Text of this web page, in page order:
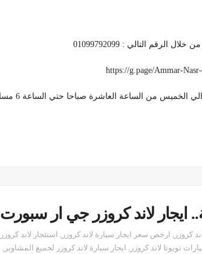
التالي : 01099792099
الخميس من الساعة العاشرة صباحا حتي الساعة 6 مساء.
ايجار لاند كروزر جي ار سبورت
كروزر , ارخص سعر ايجار سيارة لاند كروزر , استئجار لاند كروزر V8
تويوتا لاند كروزر , ايجار سيارة لاند كروزر لجميع المشاوير ,